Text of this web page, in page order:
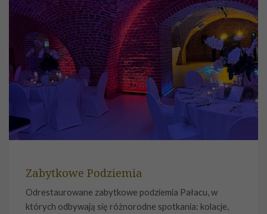
Zabytkowe Podziemia
Odrestaurowane zabytkowe podziemia Pałacu, w
których odbywają się różnorodne spotkania: kolacje,